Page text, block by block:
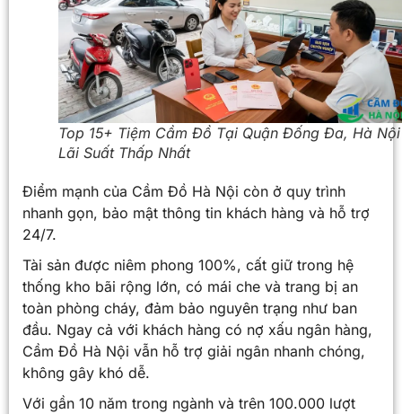
Top 15+ Tiệm Cầm Đồ Tại Quận Đống Đa, Hà Nội
Lãi Suất Thấp Nhất
Điểm mạnh của Cầm Đồ Hà Nội còn ở quy trình
nhanh gọn, bảo mật thông tin khách hàng và hỗ trợ
24/7.
Tài sản được niêm phong 100%, cất giữ trong hệ
thống kho bãi rộng lớn, có mái che và trang bị an
toàn phòng cháy, đảm bảo nguyên trạng như ban
đầu. Ngay cả với khách hàng có nợ xấu ngân hàng,
Cầm Đồ Hà Nội vẫn hỗ trợ giải ngân nhanh chóng,
không gây khó dễ.
Với gần 10 năm trong ngành và trên 100.000 lượt